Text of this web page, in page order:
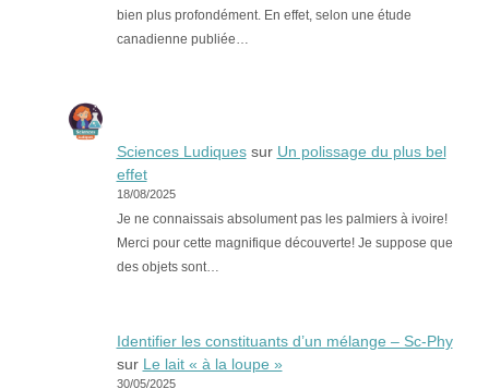
bien plus profondément. En effet, selon une étude
canadienne publiée…
Sciences Ludiquessur Un polissage du plus bel
effet
18/08/2025
Je ne connaissais absolument pas les palmiers à ivoire!
Merci pour cette magnifique découverte! Je suppose que
des objets sont…
Identifier les constituants d’un mélange – Sc-Phy
sur Le lait « à la loupe »
30/05/2025